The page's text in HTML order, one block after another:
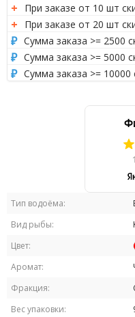
Тип водоёма:
Вид рыбы:
Цвет:
Аромат:
Фракция:
Вес упаковки:
При заказе от 10 шт
При заказе от 20 шт
Сумма заказа >= 2500
Сумма заказа >= 5000
Сумма заказа >= 10000